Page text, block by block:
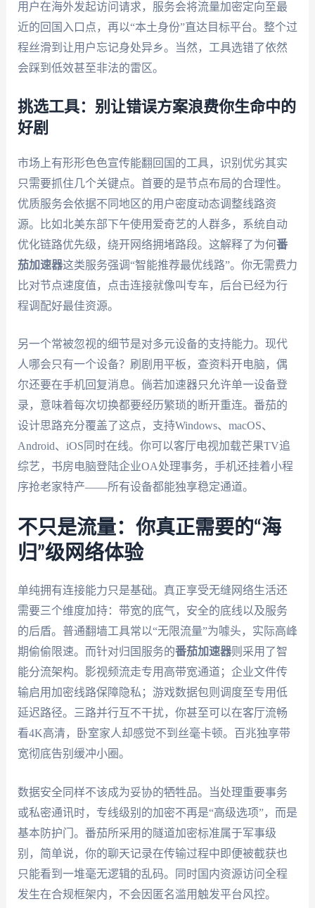
用户在海外发起访问请求，服务会将流量加密定向至最
近的回国入口点，再以“本土身份”直达目标平台。整个过
程丝滑到让用户忘记身处异乡。当然，工具选错了依然
会踩到低效甚至非法的雷区。
挑选工具：别让错误方案浪费你生命中的
好剧
市场上有形形色色宣传能翻回国的工具，识别优劣其实
只需要抓住几个关键点。首要的是节点布局的合理性。
优质服务会依据不同地区的用户密度动态调整线路资
源。比如北美东部下午使用爱奇艺的人群多，系统自动
优化链路优先级，绕开网络拥堵路段。这解释了为何番
茄加速器这类服务强调“智能推荐最优线路”。你无需费力
比对节点速度值，点击连接就像叫专车，后台已经为行
程调配好最佳资源。
另一个常被忽视的细节是对多元设备的支持能力。现代
人哪会只有一个设备？刷剧用平板，查资料开电脑，偶
尔还要在手机回复消息。倘若加速器只允许单一设备登
录，意味着每次切换都要经历繁琐的断开重连。番茄的
设计思路充分覆盖了这点，支持Windows、macOS、
Android、iOS同时在线。你可以客厅电视加载芒果TV追
综艺，书房电脑登陆企业OA处理事务，手机还挂着小程
序抢老家特产——所有设备都能独享稳定通道。
不只是流量：你真正需要的“海
归”级网络体验
单纯拥有连接能力只是基础。真正享受无缝网络生活还
需要三个维度加持：带宽的底气，安全的底线以及服务
的后盾。普通翻墙工具常以“无限流量”为噱头，实际高峰
期偷偷限速。而针对归国服务的番茄加速器则采用了智
能分流架构。影视频流走专用高带宽通道；企业文件传
输启用加密线路保障隐私；游戏数据包则调度至专用低
延迟路径。三路并行互不干扰，你甚至可以在客厅流畅
看4K高清，卧室家人却感觉不到丝毫卡顿。百兆独享带
宽彻底告别缓冲小圈。
数据安全同样不该成为妥协的牺牲品。当处理重要事务
或私密通讯时，专线级别的加密不再是“高级选项”，而是
基本防护门。番茄所采用的隧道加密标准属于军事级
别，简单说，你的聊天记录在传输过程中即便被截获也
只能看到一堆毫无逻辑的乱码。同时国内资源访问全程
发生在合规框架内，不会因匿名滥用触发平台风控。